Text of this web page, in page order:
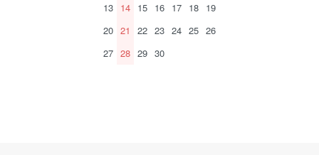
13 14 15 16 17 18 19
20 21 22 23 24 25 26
27 28 29 30